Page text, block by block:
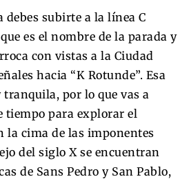
debes subirte a la línea C
es el nombre de la parada y
con vistas a la Ciudad
hacia “K Rotunde”. Esa
por lo que vas a
tiempo para explorar el
la cima de las imponentes
del siglo X se encuentran
de Sans Pedro y San Pablo,